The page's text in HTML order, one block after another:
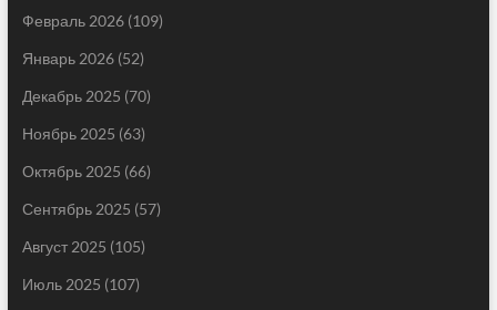
Февраль 2026(109)
Январь 2026(52)
Декабрь 2025 (70)
Ноябрь 2025 (63)
Октябрь 2025 (66)
Сентябрь 2025 (57)
Август 2025 (105)
Июль 2025 (107)